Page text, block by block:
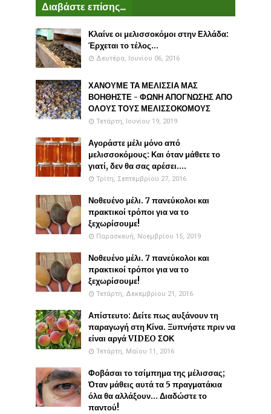
Διαβάστε επίσης...
Κλαίνε οι μελισσοκόμοι στην Ελλάδα:
Έρχεται το τέλος...
Δευτέρα, Ιουνίου 06, 2016
ΧΑΝΟΥΜΕ ΤΑ ΜΕΛΙΣΣΙΑ ΜΑΣ
ΒΟΗΘΗΣΤΕ - ΦΩΝΗ ΑΠΟΓΝΩΣΗΣ ΑΠΟ
ΟΛΟΥΣ ΤΟΥΣ ΜΕΛΙΣΣΟΚΟΜΟΥΣ
Τετάρτη, Ιουνίου 19, 2019
Αγοράστε μέλι μόνο από
μελισσοκόμους: Και όταν μάθετε το
γιατί, δεν θα σας αρέσει....
Τρίτη, Σεπτεμβρίου 27, 2016
Νοθευένο μέλι. 7 πανεύκολοι και
πρακτικοί τρόποι για να το
ξεχωρίσουμε!
Παρασκευή, Νοεμβρίου 15, 2019
Νοθευένο μέλι. 7 πανεύκολοι και
πρακτικοί τρόποι για να το
ξεχωρίσουμε!
Τετάρτη, Δεκεμβρίου 21, 2016
Απίστευτο: Δείτε πως αυξάνουν τη
παραγωγή στη Κίνα. Ξυπνήστε πριν να
είναι αργά VIDEO ΣΟΚ
Τετάρτη, Μαΐου 11, 2016
Φοβάσαι το τσίμπημα της μέλισσας;
Όταν μάθεις αυτά τα 5 πραγματάκια
όλα θα αλλάξουν... Διαδώστε το
παντού!